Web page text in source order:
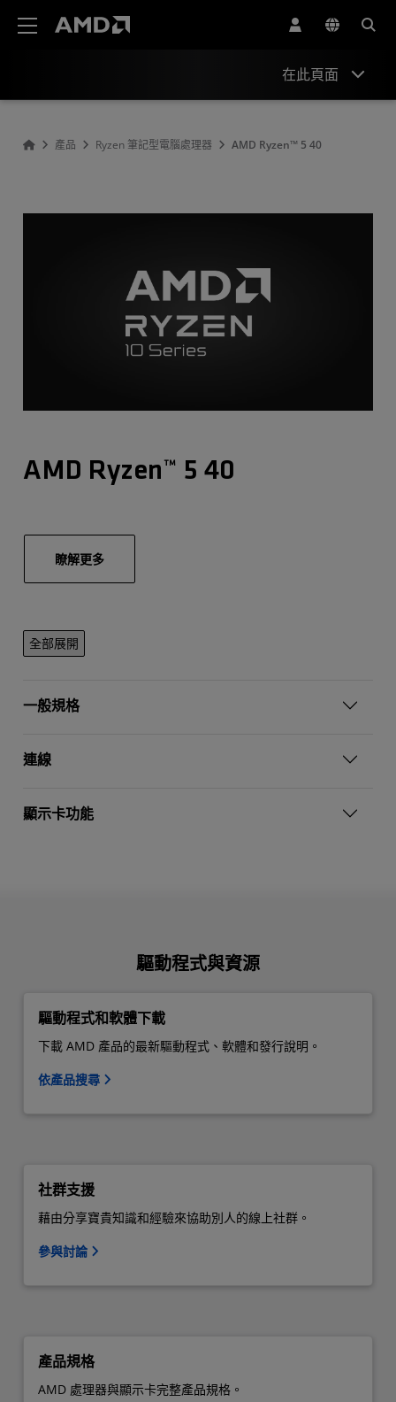
在此頁面
產品 Ryzen 筆記型電腦處理器 AMD Ryzen™ 5 40
AMD Ryzen™ 5 40
瞭解更多
全部展開
一般規格
連線
顯示卡功能
驅動程式與資源
驅動程式和軟體下載
下載 AMD 產品的最新驅動程式、軟體和發行說明。
依產品搜尋
社群支援
藉由分享寶貴知識和經驗來協助別人的線上社群。
參與討論
產品規格
AMD 處理器與顯示卡完整產品規格。